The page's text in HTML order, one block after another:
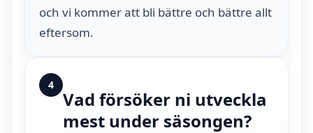
och vi kommer att bli bättre och bättre allt
eftersom.
4
Vad försöker ni utveckla
mest under säsongen?